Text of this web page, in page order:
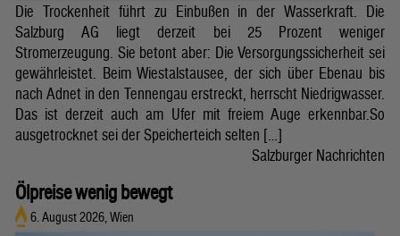
Die Trockenheit führt zu Einbußen in der Wasserkraft. Die
Salzburg AG liegt derzeit bei 25 Prozent weniger
Stromerzeugung. Sie betont aber: Die Versorgungssicherheit sei
gewährleistet. Beim Wiestalstausee, der sich über Ebenau bis
nach Adnet in den Tennengau erstreckt, herrscht Niedrigwasser.
Das ist derzeit auch am Ufer mit freiem Auge erkennbar.So
ausgetrocknet sei der Speicherteich selten […]
Salzburger Nachrichten
Ölpreise wenig bewegt
6. August 2026, Wien